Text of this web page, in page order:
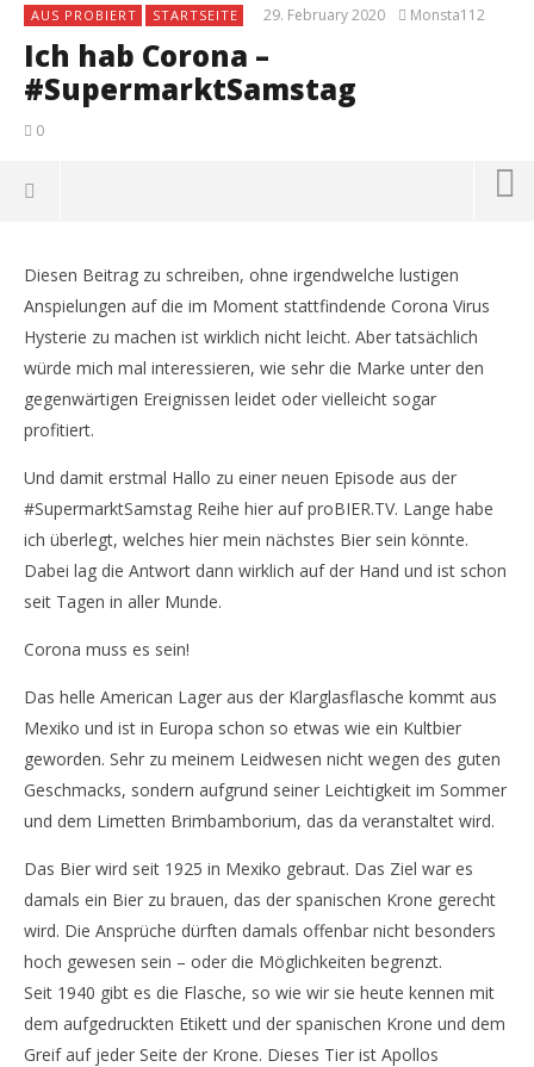
AUS PROBIERT STARTSEITE 29. February 2020 Monsta112
Ich hab Corona –
#SupermarktSamstag
0
NOW VIEWING
Ich hab Corona – #SupermarktSamstag
29.
February
Monsta112
Diesen Beitrag zu schreiben, ohne irgendwelche lustigen
Anspielungen auf die im Moment stattfindende Corona Virus
Hysterie zu machen ist wirklich nicht leicht. Aber tatsächlich
würde mich mal interessieren, wie sehr die Marke unter den
gegenwärtigen Ereignissen leidet oder vielleicht sogar
profitiert.
Und damit erstmal Hallo zu einer neuen Episode aus der
#SupermarktSamstag Reihe hier auf proBIER.TV. Lange habe
ich überlegt, welches hier mein nächstes Bier sein könnte.
Dabei lag die Antwort dann wirklich auf der Hand und ist schon
seit Tagen in aller Munde.
Corona muss es sein!
Das helle American Lager aus der Klarglasflasche kommt aus
Mexiko und ist in Europa schon so etwas wie ein Kultbier
geworden. Sehr zu meinem Leidwesen nicht wegen des guten
Geschmacks, sondern aufgrund seiner Leichtigkeit im Sommer
und dem Limetten Brimbamborium, das da veranstaltet wird.
Das Bier wird seit 1925 in Mexiko gebraut. Das Ziel war es
damals ein Bier zu brauen, das der spanischen Krone gerecht
wird. Die Ansprüche dürften damals offenbar nicht besonders
hoch gewesen sein – oder die Möglichkeiten begrenzt.
Seit 1940 gibt es die Flasche, so wie wir sie heute kennen mit
dem aufgedruckten Etikett und der spanischen Krone und dem
Greif auf jeder Seite der Krone. Dieses Tier ist Apollos